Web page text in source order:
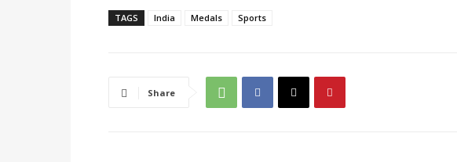
TAGS India Medals Sports
Share